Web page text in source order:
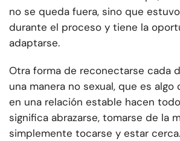
no se queda fuera, sino que
durante el proceso y tiene la
adaptarse.
Otra forma de reconectarse cada
una manera no sexual, que es algo
en una relación estable hacen
significa abrazarse, tomarse de la
simplemente tocarse y estar cerca.